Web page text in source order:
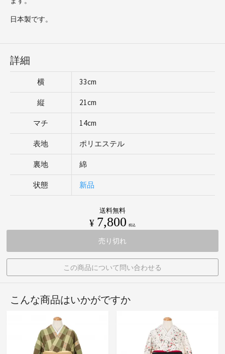
日本製です。
詳細
横 33cm
縦 21cm
マチ 14cm
表地 ポリエステル
裏地 綿
状態 新品
送料無料
¥ 7,800 税込
売り切れ
この商品について問い合わせる
こんな商品はいかがですか